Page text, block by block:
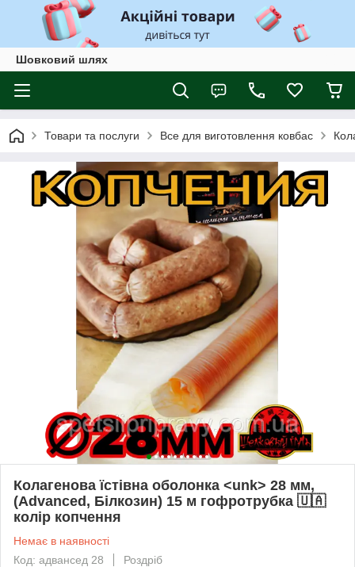
Шовковий шлях
Товари та послуги Все для виготовлення ковбас
Колагенова їстівна оболонка <unk> 28 мм,
(Advanced, Білкозин) 15 м гофротрубка 🇺🇦
колір копчення
Немає в наявності
Код: адвансед 28
Роздріб